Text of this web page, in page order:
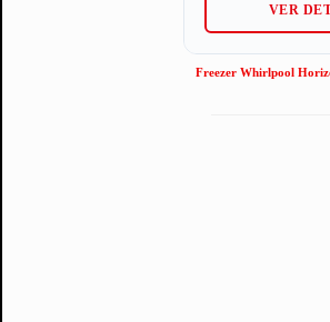
VER
Freezer Whirlpool